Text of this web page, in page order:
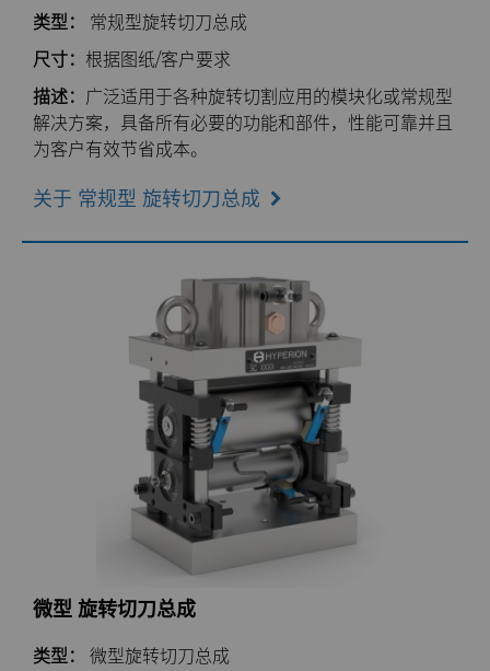
卫生
医疗
碳化硅半导体
炼钢
QEHS政策
研发
条款和条件
新闻
Supply Chain
可持续性
类型：
常规型旋转切刀总成
尺寸： 根据图纸/客户要求
描述： 广泛适用于各种旋转切割应用的模块化或常规型
解决方案，具备所有必要的功能和部件，性能可靠并且
为客户有效节省成本。
关于 常规型 旋转切刀总成
微型 旋转切刀总成
类型：
微型旋转切刀总成